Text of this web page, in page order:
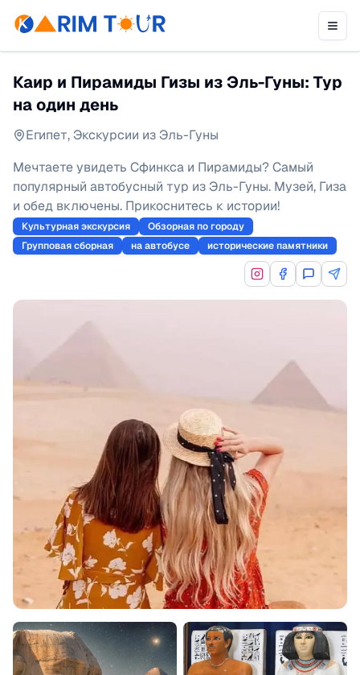
Каир и Пирамиды Гизы из Эль-Гуны: Тур
на один день
Египет,Экскурсии из Эль-Гуны
Мечтаете увидеть Сфинкса и Пирамиды? Самый
популярный автобусный тур из Эль-Гуны. Музей, Гиза
и обед включены. Прикоснитесь к истории!
Культурная экскурсия
Обзорная по городу
Групповая сборная
на автобусе исторические памятники